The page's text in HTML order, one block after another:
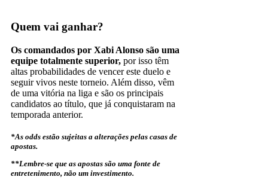
Quem vai ganhar?
Os comandados por Xabi Alonso são uma
equipe totalmente superior, por isso têm
altas probabilidades de vencer este duelo e
seguir vivos neste torneio. Além disso, vêm
de uma vitória na liga e são os principais
candidatos ao título, que já conquistaram na
temporada anterior.
*As odds estão sujeitas a alterações pelas casas de
apostas.
**Lembre-se que as apostas são uma fonte de
entretenimento, não um investimento.